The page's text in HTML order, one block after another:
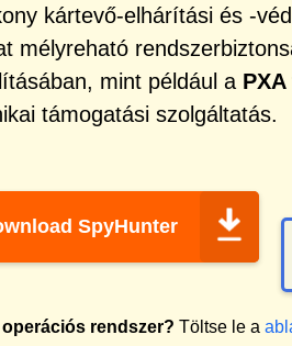
kártevő-elhárítási és -
mélyreható
mint például a
támogatási szolgáltatás.
SpyHunter
operációs rendszer? Töltse le a